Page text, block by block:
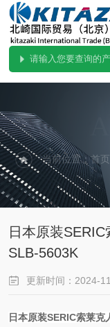
当前位置：首页
日本原装
SLB-5603K
更新时间：2024-
日本原装SERIC索莱